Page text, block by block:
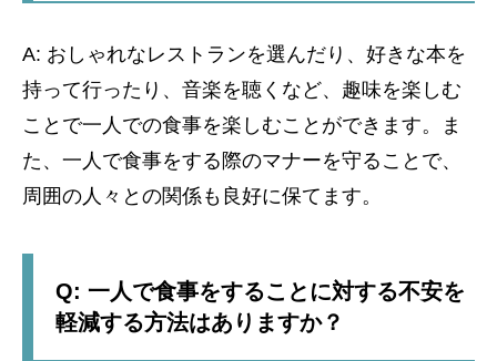
A: おしゃれなレストランを選んだり、好きな本を
持って行ったり、音楽を聴くなど、趣味を楽しむ
ことで一人での食事を楽しむことができます。ま
た、一人で食事をする際のマナーを守ることで、
周囲の人々との関係も良好に保てます。
Q: 一人で食事をすることに対する不安を
軽減する方法はありますか？